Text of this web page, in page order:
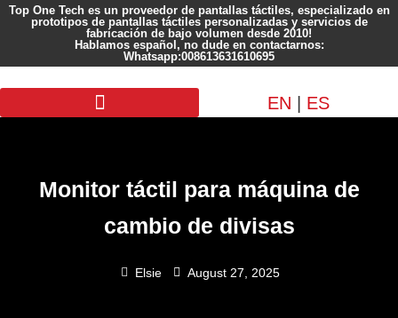
Top One Tech es un proveedor de pantallas táctiles, especializado en
prototipos de pantallas táctiles personalizadas y servicios de
fabricación de bajo volumen desde 2010!
Hablamos español, no dude en contactarnos:
Whatsapp:008613631610695
EN ES
Monitor táctil para máquina de
cambio de divisas
Elsie August 27, 2025